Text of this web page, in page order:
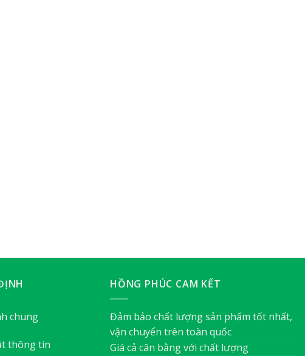
chung
thông tin
HỒNG PHÚC CAM KẾT
Đảm bảo chất lượng sản phẩm tốt nhất,
vận chuyển trên toàn quốc
Giá cả cân bằng với chất lượng